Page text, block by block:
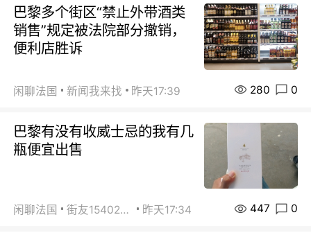
巴黎多个街区“禁止外带酒类
销售”规定被法院部分撤销，
便利店胜诉
闲聊法国 新闻我来找 昨天17:39 280 0
巴黎有没有收威士忌的我有几
瓶便宜出售
闲聊法国 街友15402223 昨天17:34 447 0